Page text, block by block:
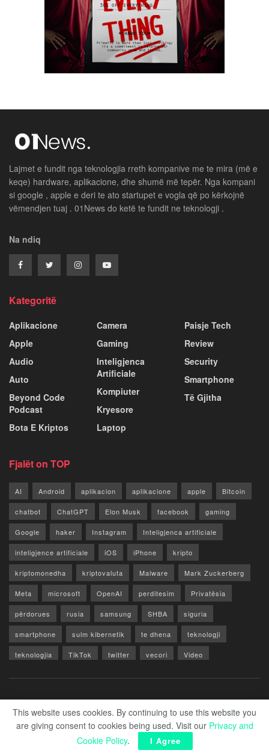
Lajmet e fundit nga teknologjia rreth kompanive me te mira (më e
keqe) hardware, aplikacione, dhe shumë më tepër. Nga kompani
si google , apple e deri te ato startupet e vogla që po kërkojnë
vëmendjen tuaj . 01News do ketë te fundit ne teknologji .
Na ndiq
Kategoritë
Aplikacione
Apple
Audio
Auto
Beyond Code
Podcast
Bota E Kriptos
Camera
Gaming
Inteligjenca
Artificiale
Kompiuter
Kryesore
Laptop
Paisje Tech
Review
Security
Smartphone
Të Gjitha
Fjalët on TOP
AI Android aplikacion aplikacione apple Bitcoin
chatbot ChatGPT Elon Musk facebook gaming
Google haker Instagram Inteligjenca artificiale
inteligjence artificiale iOS iPhone kripto
kriptomonedha kriptovaluta Malware Mark Zuckerberg
Meta microsoft OpenAI perditesim Privatësia
përdorues rusia samsung SHBA siguria
smartphone sulm kibernetik te dhena teknologji
teknologjia TikTok twitter vecori Video
© 2026 Zero1.al - Part of techzero1.com
This website uses cookies. By continuing to use this website you
are giving consent to cookies being used. Visit our Privacy and
Cookie Policy. I Agree